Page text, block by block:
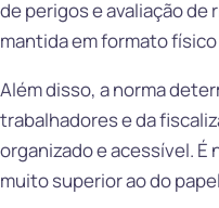
de perigos e avaliação de
mantida em formato
Além disso, a norma
trabalhadores e da
organizado e acessível.
muito superior ao do